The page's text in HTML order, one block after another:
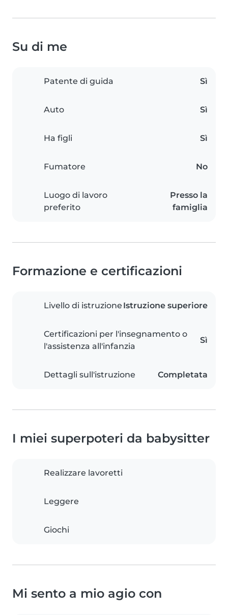
Su di me
Patente di guida Sì
Auto Sì
Ha figli Sì
Fumatore No
Luogo di lavoro
preferito
Presso la
famiglia
Formazione e certificazioni
Livello di istruzione Istruzione superiore
Certificazioni per l'insegnamento o
l'assistenza all'infanzia
Sì
Dettagli sull'istruzione Completata
I miei superpoteri da babysitter
Realizzare lavoretti
Leggere
Giochi
Mi sento a mio agio con